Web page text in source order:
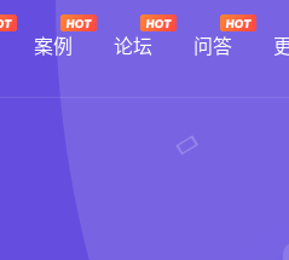
案例 论坛 问答